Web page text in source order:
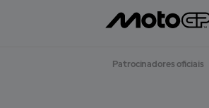
Patrocinadores oficiais